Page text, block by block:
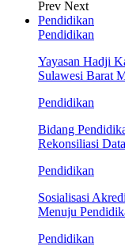
Prev Next
Pendidikan
Pendidikan
Yayasan Hadji
Sulawesi Barat
Pendidikan
Bidang
Rekonsiliasi
Pendidikan
Sosialisasi
Menuju
Pendidikan